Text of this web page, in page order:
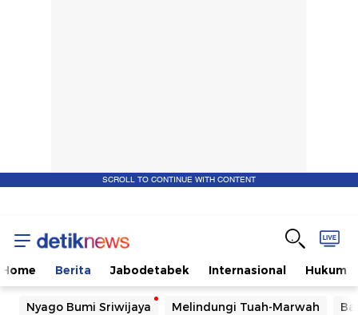
SCROLL TO CONTINUE WITH CONTENT
Home Berita Jabodetabek Internasional Hukum
Nyago Bumi Sriwijaya Melindungi Tuah-Marwah